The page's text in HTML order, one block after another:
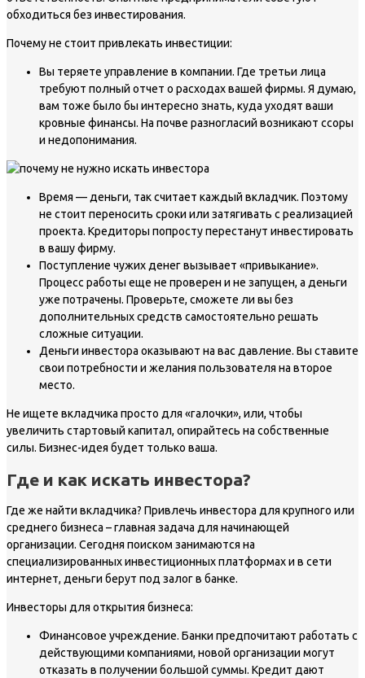
обходиться без инвестирования.
Почему не стоит привлекать инвестиции:
Вы теряете управление в компании. Где третьи лица
требуют полный отчет о расходах вашей фирмы. Я думаю,
вам тоже было бы интересно знать, куда уходят ваши
кровные финансы. На почве разногласий возникают ссоры
и недопонимания.
Время — деньги, так считает каждый вкладчик. Поэтому
не стоит переносить сроки или затягивать с реализацией
проекта. Кредиторы попросту перестанут инвестировать
в вашу фирму.
Поступление чужих денег вызывает «привыкание».
Процесс работы еще не проверен и не запущен, а деньги
уже потрачены. Проверьте, сможете ли вы без
дополнительных средств самостоятельно решать
сложные ситуации.
Деньги инвестора оказывают на вас давление. Вы ставите
свои потребности и желания пользователя на второе
место.
Не ищете вкладчика просто для «галочки», или, чтобы
увеличить стартовый капитал, опирайтесь на собственные
силы. Бизнес-идея будет только ваша.
Где и как искать инвестора?
Где же найти вкладчика? Привлечь инвестора для крупного или
среднего бизнеса – главная задача для начинающей
организации. Сегодня поиском занимаются на
специализированных инвестиционных платформах и в сети
интернет, деньги берут под залог в банке.
Инвесторы для открытия бизнеса:
Финансовое учреждение. Банки предпочитают работать с
действующими компаниями, новой организации могут
отказать в получении большой суммы. Кредит дают